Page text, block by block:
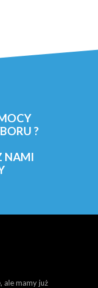
?
NAMI
ale mamy już